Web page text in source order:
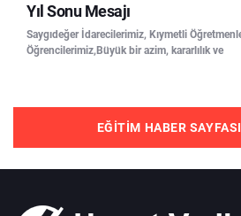
Yıl Sonu Mesajı
Saygıdeğer İdarecilerimiz, Kıymetli
Öğrencilerimiz,Büyük bir azim, kararlılık ve
EĞITIM HABER